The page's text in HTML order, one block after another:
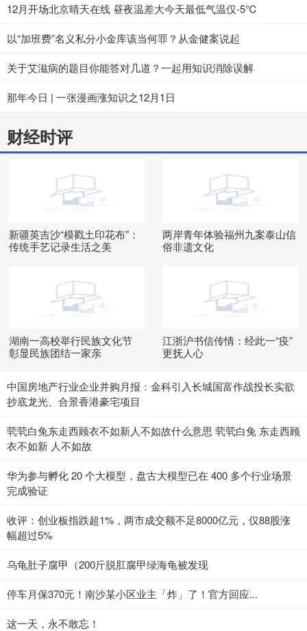
12月开场北京晴天在线 昼夜温差大今天最低气温仅-5℃
以“加班费”名义私分小金库该当何罪？从金健案说起
关于艾滋病的题目你能答对几道？一起用知识消除误解
那年今日 | 一张漫画涨知识之12月1日
财经时评
新疆英吉沙“模戳土印花布”：
传统手艺记录生活之美
两岸青年体验福州九案泰山信
俗非遗文化
湖南一高校举行民族文化节
彰显民族团结一家亲
江浙沪书信传情：经此一“疫”
更抚人心
中国房地产行业企业并购月报：金科引入长城国富作战投长实欲
抄底龙光、合景香港豪宅项目
茕茕白兔东走西顾衣不如新人不如故什么意思 茕茕白兔 东走西顾
衣不如新 人不如故
华为参与孵化 20 个大模型，盘古大模型已在 400 多个行业场景
完成验证
收评：创业板指跌超1%，两市成交额不足8000亿元，仅88股涨
幅超过5%
乌龟肚子腐甲（200斤脱肛腐甲绿海龟被发现
停车月保370元！南沙某小区业主「炸」了！官方回应...
这一天，永不敢忘！